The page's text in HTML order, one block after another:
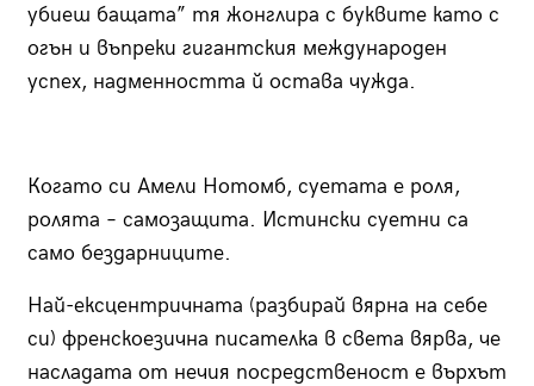
убиеш бащата” тя жонглира с буквите като с
огън и въпреки гигантския международен
успех, надменността й остава чужда.
Когато си Амели Нотомб, суетата е роля,
ролята – самозащита. Истински суетни са
само бездарниците.
Най-ексцентричната (разбирай вярна на себе
си) френскоезична писателка в света вярва, че
насладата от нечия посредственост е върхът